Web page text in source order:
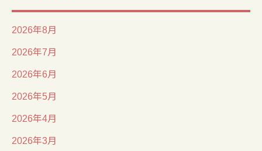
2026年8月
2026年7月
2026年6月
2026年5月
2026年4月
2026年3月